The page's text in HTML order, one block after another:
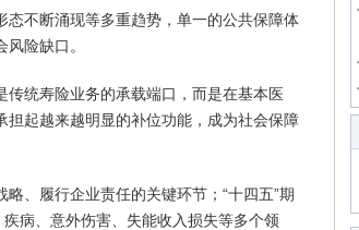
不断涌现等多重趋势，单一的公共保障体
险缺口。
统寿险业务的承载端口，而是在基本医
起越来越明显的补位功能，成为社会保障
、履行企业责任的关键环节；“十四五”期
病、意外伤害、失能收入损失等多个领